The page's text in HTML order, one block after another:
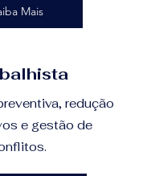
Mais
redução
e gestão de